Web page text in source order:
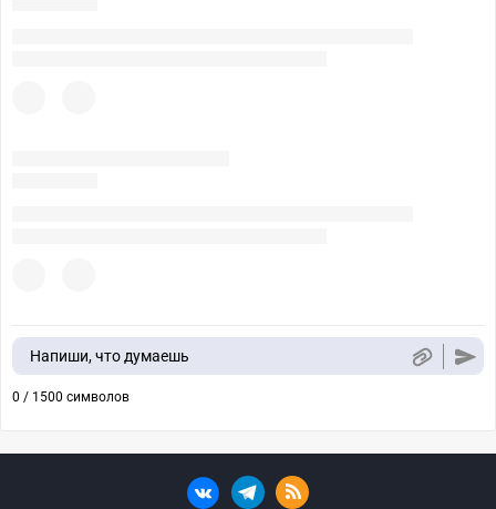
Напиши, что думаешь
0 / 1500 символов